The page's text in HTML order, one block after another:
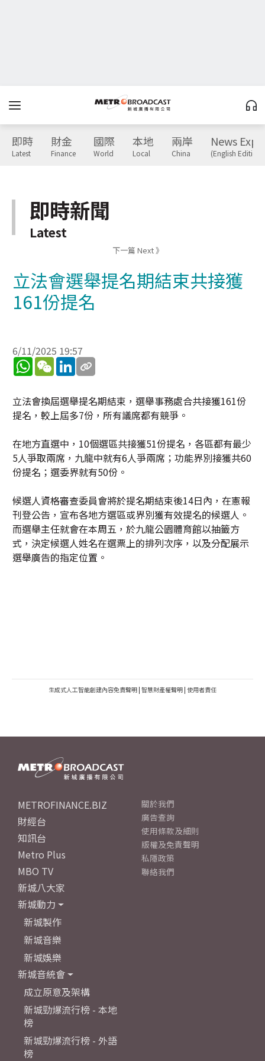
即時
Latest
財金
Finance
國際
World
本地
Local
兩岸
China
News
(English Edition)
即時新聞
Latest
下一篇 Next 》
立法會選舉提名期結束共接獲
161份提名
6/11/2025 19:57
WhatsApp
WeChatLinkedIn
立法會換屆選舉提名期結束，選舉事務處合共接獲161份
提名，較上屆多7份，所有議席都有競爭。
在地方直選中，10個選區共接獲51份提名，各區都有最少
5人爭取兩席，九龍中就有6人爭兩席；功能界別接獲共60
份提名；選委界就有50份。
候選人資格審查委員會將於提名期結束後14日內，在憲報
刊登公告，宣布各地方選區或界別獲有效提名的候選人。
而選舉主任就會在本周五，於九龍公園體育館以抽籤方
式，決定候選人姓名在選票上的排列次序，以及分配展示
選舉廣告的指定位置。
生成式人工智能創建內容免責聲明 | 智慧財產權聲明 | 使用者責任
METROFINANCE.BIZ
財經台
知訊台
Metro Plus
MBO TV
新城八大家
新城動力
新城製作
新城音樂
新城娛樂
新城音統會
成立原意及架構
新城勁爆流行榜 - 本地
榜
新城勁爆流行榜 - 外語
榜
關於我們
廣告查詢
使用條款及細則
版權及免責聲明
私隱政策
聯絡我們